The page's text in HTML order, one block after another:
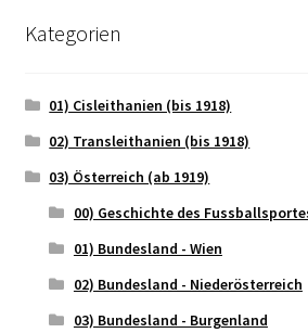
Kategorien
01) Cisleithanien (bis 1918)
02) Transleithanien (bis 1918)
03) Österreich (ab 1919)
00) Geschichte des
01) Bundesland - Wien
02) Bundesland - Niederösterreich
03) Bundesland - Burgenland